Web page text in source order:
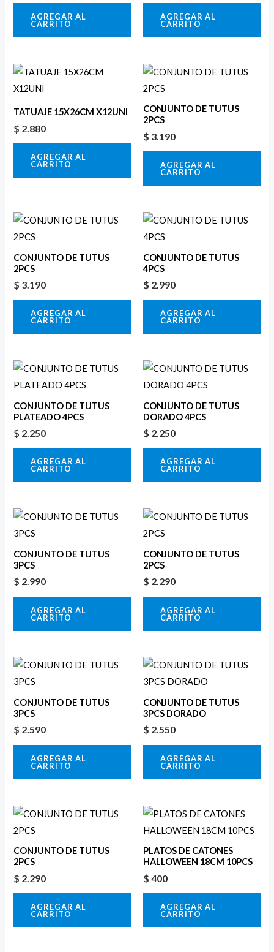
AGREGAR AL
CARRITO
AGREGAR AL
CARRITO
TATUAJE 15X26CM X12UNI
$ 2.880
AGREGAR AL
CARRITO
CONJUNTO DE TUTUS
2PCS
$ 3.190
AGREGAR AL
CARRITO
CONJUNTO DE TUTUS
2PCS
$ 3.190
AGREGAR AL
CARRITO
CONJUNTO DE TUTUS
4PCS
$ 2.990
AGREGAR AL
CARRITO
CONJUNTO DE TUTUS
PLATEADO 4PCS
$ 2.250
AGREGAR AL
CARRITO
CONJUNTO DE TUTUS
DORADO 4PCS
$ 2.250
AGREGAR AL
CARRITO
CONJUNTO DE TUTUS
3PCS
$ 2.990
AGREGAR AL
CARRITO
CONJUNTO DE TUTUS
2PCS
$ 2.290
AGREGAR AL
CARRITO
CONJUNTO DE TUTUS
3PCS
$ 2.590
AGREGAR AL
CARRITO
CONJUNTO DE TUTUS
3PCS DORADO
$ 2.550
AGREGAR AL
CARRITO
CONJUNTO DE TUTUS
2PCS
$ 2.290
AGREGAR AL
CARRITO
PLATOS DE CATONES
HALLOWEEN 18CM 10PCS
$ 400
AGREGAR AL
CARRITO